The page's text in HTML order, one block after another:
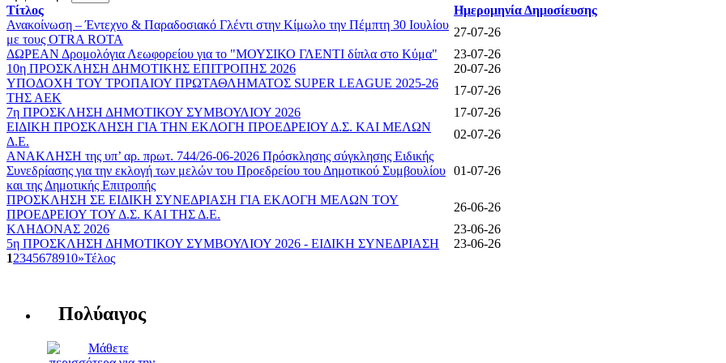
Τίτλος
Ημερομηνία Δημοσίευσης
Ανακοίνωση – Έντεχνο & Παραδοσιακό Γλέντι στην Κίμωλο την Πέμπτη 30 Ιουλίου
με τους OTRA ROTA
27-07-26
ΔΩΡΕΑΝ Δρομολόγια Λεωφορείου για το "ΜΟΥΣΙΚΟ ΓΛΕΝΤΙ δίπλα στο Κύμα"
23-07-26
10η ΠΡΟΣΚΛΗΣΗ ΔΗΜΟΤΙΚΗΣ ΕΠΙΤΡΟΠΗΣ 2026
20-07-26
ΥΠΟΔΟΧΗ ΤΟΥ ΤΡΟΠΑΙΟΥ ΠΡΩΤΑΘΛΗΜΑΤΟΣ SUPER LEAGUE 2025-26
ΤΗΣ ΑΕΚ
17-07-26
7η ΠΡΟΣΚΛΗΣΗ ΔΗΜΟΤΙΚΟΥ ΣΥΜΒΟΥΛΙΟΥ 2026
17-07-26
ΕΙΔΙΚΗ ΠΡΟΣΚΛΗΣΗ ΓΙΑ ΤΗΝ ΕΚΛΟΓΗ ΠΡΟΕΔΡΕΙΟΥ Δ.Σ. ΚΑΙ ΜΕΛΩΝ
Δ.Ε.
02-07-26
ΑΝΑΚΛΗΣΗ της υπ’ αρ. πρωτ. 744/26-06-2026 Πρόσκλησης σύγκλησης Ειδικής
Συνεδρίασης για την εκλογή των μελών του Προεδρείου του Δημοτικού Συμβουλίου
και της Δημοτικής Επιτροπής
01-07-26
ΠΡΟΣΚΛΗΣΗ ΣΕ ΕΙΔΙΚΗ ΣΥΝΕΔΡΙΑΣΗ ΓΙΑ ΕΚΛΟΓΗ ΜΕΛΩΝ ΤΟΥ
ΠΡΟΕΔΡΕΙΟΥ ΤΟΥ Δ.Σ. ΚΑΙ ΤΗΣ Δ.Ε.
26-06-26
ΚΛΗΔΟΝΑΣ 2026
23-06-26
5η ΠΡΟΣΚΛΗΣΗ ΔΗΜΟΤΙΚΟΥ ΣΥΜΒΟΥΛΙΟΥ 2026 - ΕΙΔΙΚΗ ΣΥΝΕΔΡΙΑΣΗ
23-06-26
12345678910»Τέλος
Πολύαιγος